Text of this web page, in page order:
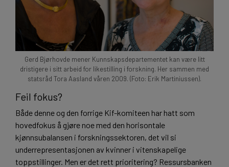
Gerd Bjørhovde mener Kunnskapsdepartementet kan være litt
dristigere i sitt arbeid for likestilling i forskning. Her sammen med
statsråd Tora Aasland våren 2009. (Foto: Erik Martiniussen).
Feil fokus?
Både denne og den forrige Kif-komiteen har hatt som
hovedfokus å gjøre noe med den horisontale
kjønnsubalansen i forskningssektoren, det vil si
underrepresentasjonen av kvinner i vitenskapelige
toppstillinger. Men er det rett prioritering? Ressursbanken